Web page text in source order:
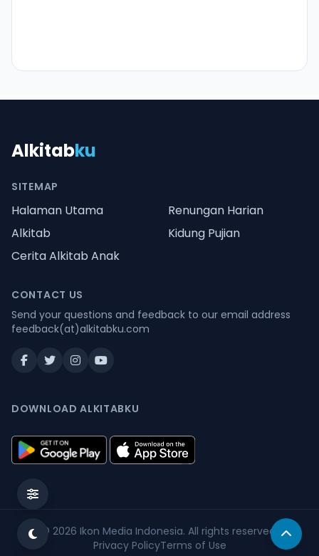
Alkitabku
SITEMAP
Halaman Utama
Renungan Harian
Alkitab
Kidung Pujian
Cerita Alkitab Anak
CONTACT US
Send your questions and feedback to our email address
feedback(at)alkitabku.com
DOWNLOAD ALKITABKU
© 2026 Ikon Media Indonesia. All rights reserved.
Privacy PolicyTerms of Use